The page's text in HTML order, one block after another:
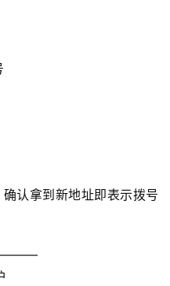
认拿到新地址即表示拨号